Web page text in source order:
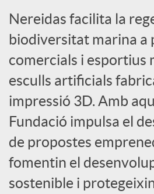
o
r
d
e
c
Nereidas facilita la
biodiversitat marina a
comercials i esportius
esculls artificials
impressió 3D. Amb
Fundació impulsa el
de propostes
fomentin el
sostenible i